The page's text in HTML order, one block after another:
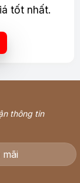
tốt nhất.
thông tin